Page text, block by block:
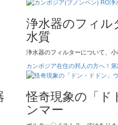
浄水器のフィル
水質
浄水器のフィルターについて、
カンボジア在住の邦人の方へ！
怪奇現象の「ド
ンマー